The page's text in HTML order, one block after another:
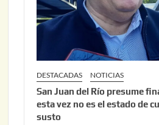
DESTACADAS NOTICIAS
San Juan del Río presume
esta vez no es el estado de
susto